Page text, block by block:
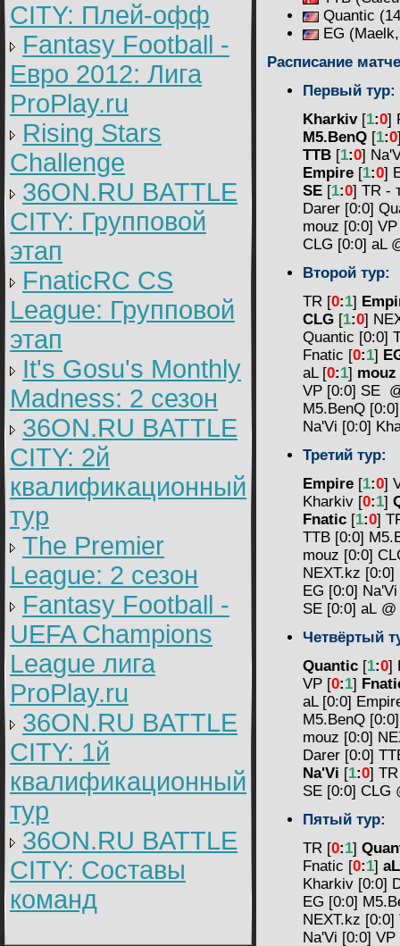
CITY: Плей-офф
Fantasy Football -
Евро 2012: Лига
ProPlay.ru
Rising Stars
Challenge
36ON.RU BATTLE
CITY: Групповой
этап
FnaticRC CS
League: Групповой
этап
It's Gosu's Monthly
Madness: 2 сезон
36ON.RU BATTLE
CITY: 2й
квалификационный
тур
The Premier
League: 2 cезон
Fantasy Football -
UEFA Champions
League лига
ProPlay.ru
36ON.RU BATTLE
CITY: 1й
квалификационный
тур
36ON.RU BATTLE
CITY: Составы
команд
Quantic
EG
Расписание
Первый тур:
Kharkiv[1:0]
M5.BenQ [1:0
TTB [1:0]
Empire [1:0]
SE [1:0] TR -
Darer [0:0]
mouz [0:0]
CLG [0:0] aL
Второй тур:
TR [0:1]
CLG [1:0]
Quantic [0:0]
Fnatic [0:1]
aL [0:1] mouz
VP [0:0] SE
M5.BenQ
Na'Vi [0:0]
Третий тур:
Empire [1:0]
Kharkiv [0:1]
Fnatic [1:0]
TTB [0:0]
mouz [0:0]
NEXT.kz
EG [0:0]
SE [0:0] aL @
Четвёртый
Quantic [1:0]
VP [0:1]
aL [0:0]
M5.BenQ
mouz [0:0]
Darer [0:0]
Na'Vi [1:0]
SE [0:0] CLG
Пятый тур:
TR [0:1]
Fnatic [0:1] aL
Kharkiv [0:0]
EG [0:0]
NEXT.kz
Na'Vi [0:0]